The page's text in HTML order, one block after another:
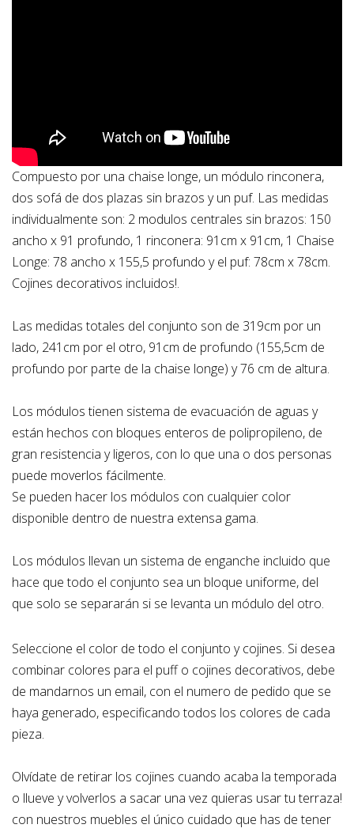
Compuesto por una chaise longe, un módulo rinconera,
dos sofá de dos plazas sin brazos y un puf. Las medidas
individualmente son: 2 modulos centrales sin brazos: 150
ancho x 91 profundo, 1 rinconera: 91cm x 91cm, 1 Chaise
Longe: 78 ancho x 155,5 profundo y el puf: 78cm x 78cm.
Cojines decorativos incluidos!.
Las medidas totales del conjunto son de 319cm por un
lado, 241cm por el otro, 91cm de profundo (155,5cm de
profundo por parte de la chaise longe) y 76 cm de altura.
Los módulos tienen sistema de evacuación de aguas y
están hechos con bloques enteros de polipropileno, de
gran resistencia y ligeros, con lo que una o dos personas
puede moverlos fácilmente.
Se pueden hacer los módulos con cualquier color
disponible dentro de nuestra extensa gama.
Los módulos llevan un sistema de enganche incluido que
hace que todo el conjunto sea un bloque uniforme, del
que solo se separarán si se levanta un módulo del otro.
Seleccione el color de todo el conjunto y cojines. Si desea
combinar colores para el puff o cojines decorativos, debe
de mandarnos un email, con el numero de pedido que se
haya generado, especificando todos los colores de cada
pieza.
Olvídate de retirar los cojines cuando acaba la temporada
o llueve y volverlos a sacar una vez quieras usar tu terraza!
con nuestros muebles el único cuidado que has de tener